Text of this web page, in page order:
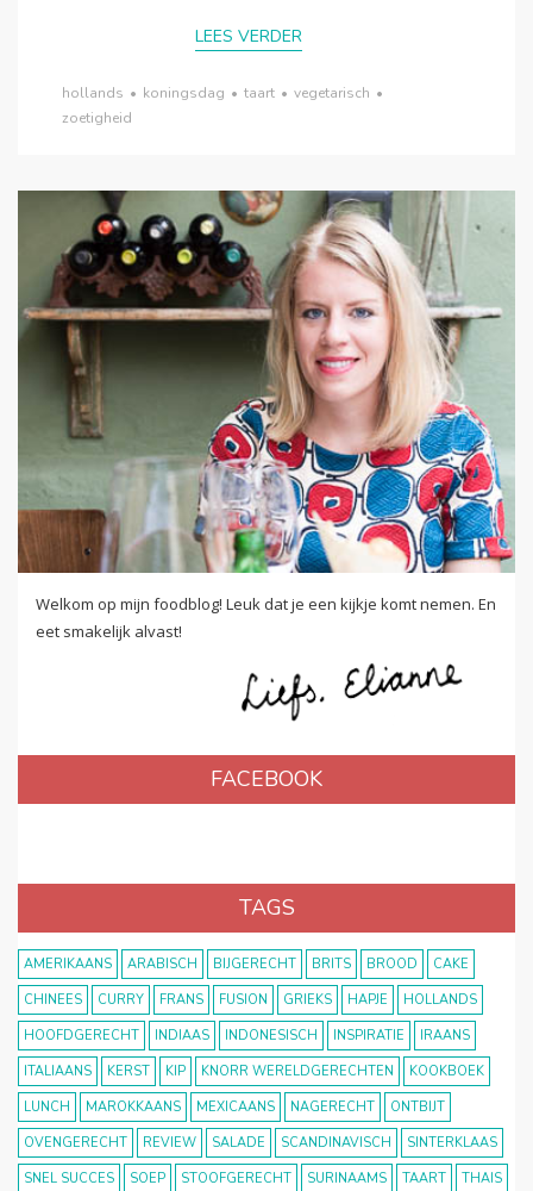
LEES VERDER
hollands • koningsdag • taart • vegetarisch •
zoetigheid
Welkom op mijn foodblog! Leuk dat je een kijkje komt nemen. En
eet smakelijk alvast!
FACEBOOK
TAGS
AMERIKAANS ARABISCH BIJGERECHT BRITS BROOD
CAKE
CHINEES
CURRY FRANS FUSION GRIEKS HAPJE
HOLLANDS
HOOFDGERECHT
INDIAAS INDONESISCH INSPIRATIE
IRAANS
ITALIAANS
KERST KIP KNORR WERELDGERECHTEN
KOOKBOEK
LUNCH
MAROKKAANS MEXICAANS NAGERECHT
ONTBIJT
OVENGERECHT
REVIEW SALADE SCANDINAVISCH
SINTERKLAAS
SNEL SUCCES
SOEP STOOFGERECHT SURINAAMS TAART THAIS